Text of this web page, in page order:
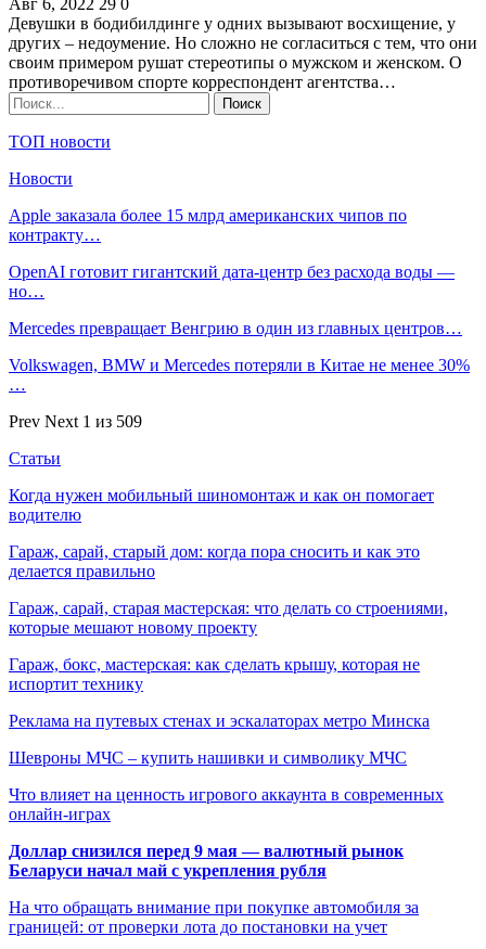
Авг 6, 2022 29 0
Девушки в бодибилдинге у одних вызывают восхищение, у
других – недоумение. Но сложно не согласиться с тем, что они
своим примером рушат стереотипы о мужском и женском. О
противоречивом спорте корреспондент агентства…
ТОП новости
Новости
Apple заказала более 15 млрд американских чипов по
контракту…
OpenAI готовит гигантский дата-центр без расхода воды —
но…
Mercedes превращает Венгрию в один из главных центров…
Volkswagen, BMW и Mercedes потеряли в Китае не менее 30%
…
Prev Next 1 из 509
Статьи
Когда нужен мобильный шиномонтаж и как он помогает
водителю
Гараж, сарай, старый дом: когда пора сносить и как это
делается правильно
Гараж, сарай, старая мастерская: что делать со строениями,
которые мешают новому проекту
Гараж, бокс, мастерская: как сделать крышу, которая не
испортит технику
Реклама на путевых стенах и эскалаторах метро Минска
Шевроны МЧС – купить нашивки и символику МЧС
Что влияет на ценность игрового аккаунта в современных
онлайн-играх
Доллар снизился перед 9 мая — валютный рынок
Беларуси начал май с укрепления рубля
На что обращать внимание при покупке автомобиля за
границей: от проверки лота до постановки на учет